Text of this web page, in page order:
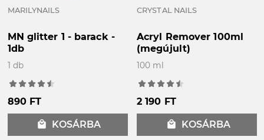
MARILYNAILS
MN glitter 1 - barack -
1db
1 db
890 FT
local_mall KOSÁRBA
CRYSTAL NAILS
Acryl Remover 100ml
(megújult)
100 ml
2 190 FT
local_mall KOSÁRBA